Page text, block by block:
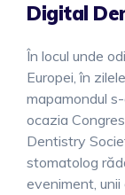
Digital
În locul unde
Europei, în
mapamondul
ocazia
Dentistry
stomatolog
eveniment,